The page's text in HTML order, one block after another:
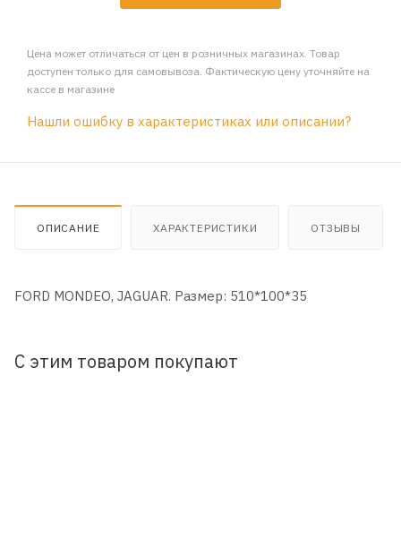
Цена может отличаться от цен в розничных магазинах. Товар
доступен только для самовывоза. Фактическую цену уточняйте на
кассе в магазине
Нашли ошибку в характеристиках или описании?
ОПИСАНИЕ ХАРАКТЕРИСТИКИ ОТЗЫВЫ
FORD MONDEO, JAGUAR. Размер: 510*100*35
С этим товаром покупают